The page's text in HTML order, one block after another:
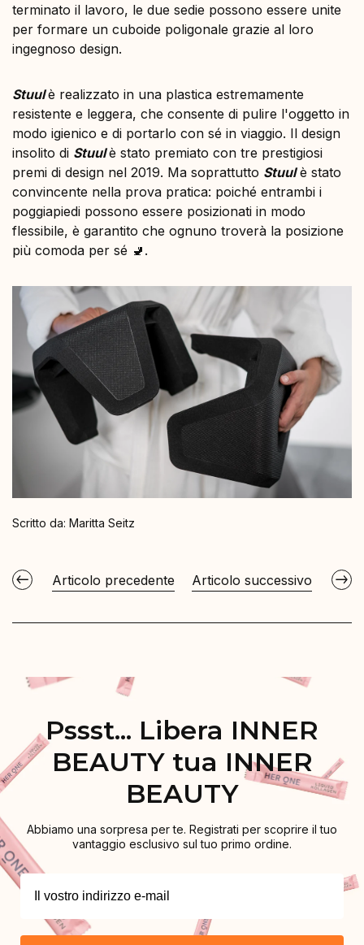
terminato il lavoro, le due sedie possono essere unite
per formare un cuboide poligonale grazie al loro
ingegnoso design.
Stuul è realizzato in una plastica estremamente
resistente e leggera, che consente di pulire l'oggetto in
modo igienico e di portarlo con sé in viaggio. Il design
insolito di Stuul è stato premiato con tre prestigiosi
premi di design nel 2019. Ma soprattutto Stuul è stato
convincente nella prova pratica: poiché entrambi i
poggiapiedi possono essere posizionati in modo
flessibile, è garantito che ognuno troverà la posizione
più comoda per sé 🚽.
Scritto da: Maritta Seitz
Articolo precedente Articolo successivo
Pssst... Libera INNER
BEAUTY tua INNER
BEAUTY
Abbiamo una sorpresa per te. Registrati per scoprire il tuo
vantaggio esclusivo sul tuo primo ordine.